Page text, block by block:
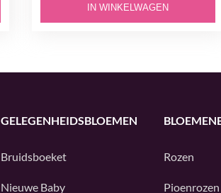
IN WINKELWAGEN
GELEGENHEIDSBLOEMEN
Bruidsboeket
Nieuwe Baby
Rozen
Pioenrozen